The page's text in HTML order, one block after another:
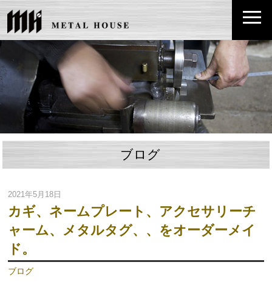
ブログ
2021年5月18日
カギ、ネームプレート、アクセサリーチ
ャーム、メタルタグ、、をオーダーメイ
ド。
ブログ